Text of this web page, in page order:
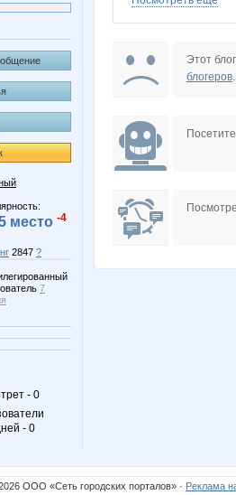
место -4
2847 ?
7
- 0
- 0
KissNet
NAd123 Naatka
Этот
блогеров.
ООО «Сеть городских порталов» · Реклама